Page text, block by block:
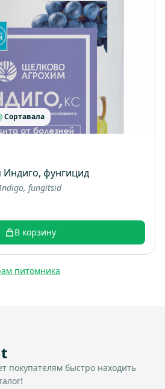
Сортавала
фунгицид
fungitsid
В корзину
питомника
покупателям быстро находить